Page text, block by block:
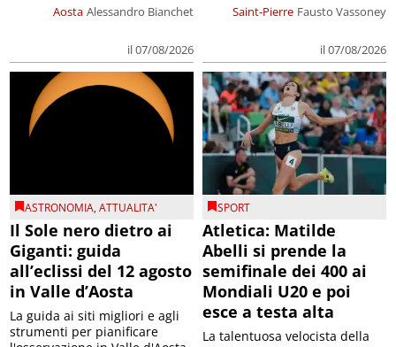
Aosta Alessandro Bianchet
il 07/08/2026
Saint-Pierre Fausto Vassoney
il 07/08/2026
ASTRONOMIA,ATTUALITA'
Il Sole nero dietro ai
Giganti: guida
all’eclissi del 12 agosto
in Valle d’Aosta
La guida ai siti migliori e agli
strumenti per pianificare
SPORT
Atletica: Matilde
Abelli si prende la
semifinale dei 400 ai
Mondiali U20 e poi
esce a testa alta
La talentuosa velocista della